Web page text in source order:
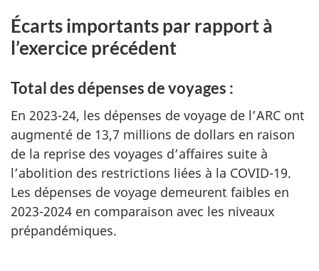
Écarts importants par rapport à
l’exercice précédent
Total des dépenses de voyages :
En 2023-24, les dépenses de voyage de l’ARC ont
augmenté de 13,7 millions de dollars en raison
de la reprise des voyages d’affaires suite à
l’abolition des restrictions liées à la COVID-19.
Les dépenses de voyage demeurent faibles en
2023-2024 en comparaison avec les niveaux
prépandémiques.